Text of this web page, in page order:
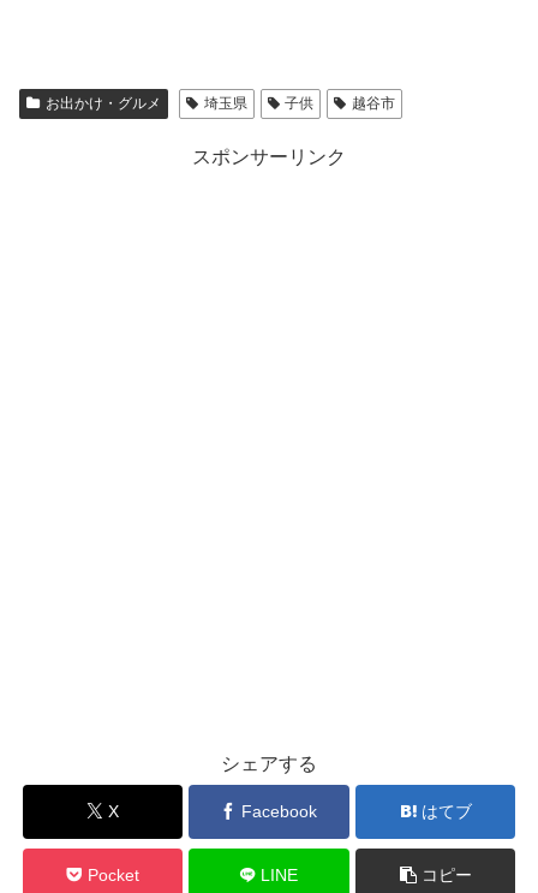
お出かけ・グルメ 埼玉県 子供 越谷市
スポンサーリンク
シェアする
X Facebook はてブ
Pocket LINE コピー